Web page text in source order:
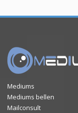
Mediums
Mediums bellen
Mailconsult